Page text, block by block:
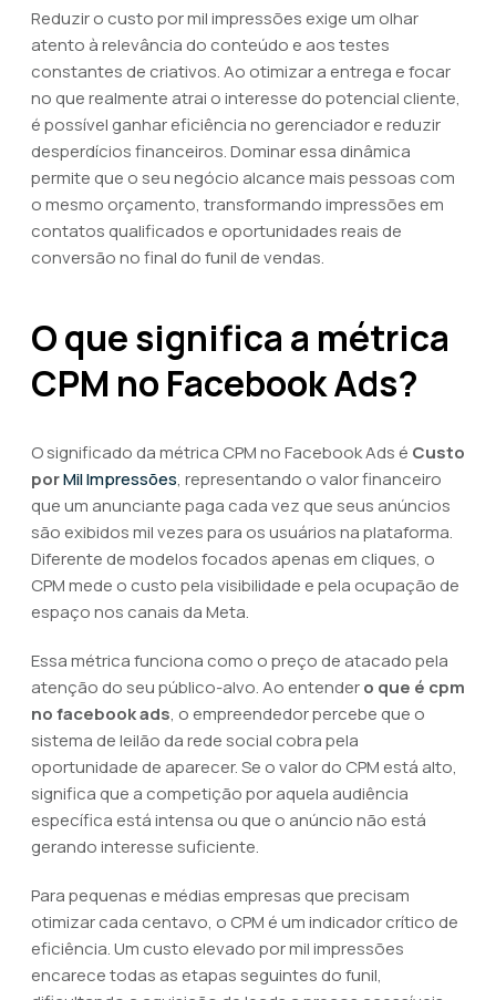
Reduzir o custo por mil impressões exige um olhar
atento à relevância do conteúdo e aos testes
constantes de criativos. Ao otimizar a entrega e focar
no que realmente atrai o interesse do potencial cliente,
é possível ganhar eficiência no gerenciador e reduzir
desperdícios financeiros. Dominar essa dinâmica
permite que o seu negócio alcance mais pessoas com
o mesmo orçamento, transformando impressões em
contatos qualificados e oportunidades reais de
conversão no final do funil de vendas.
O que significa a métrica
CPM no Facebook Ads?
O significado da métrica CPM no Facebook Ads é Custo
porMil Impressões, representando o valor financeiro
que um anunciante paga cada vez que seus anúncios
são exibidos mil vezes para os usuários na plataforma.
Diferente de modelos focados apenas em cliques, o
CPM mede o custo pela visibilidade e pela ocupação de
espaço nos canais da Meta.
Essa métrica funciona como o preço de atacado pela
atenção do seu público-alvo. Ao entendero que é cpm
no facebook ads, o empreendedor percebe que o
sistema de leilão da rede social cobra pela
oportunidade de aparecer. Se o valor do CPM está alto,
significa que a competição por aquela audiência
específica está intensa ou que o anúncio não está
gerando interesse suficiente.
Para pequenas e médias empresas que precisam
otimizar cada centavo, o CPM é um indicador crítico de
eficiência. Um custo elevado por mil impressões
encarece todas as etapas seguintes do funil,